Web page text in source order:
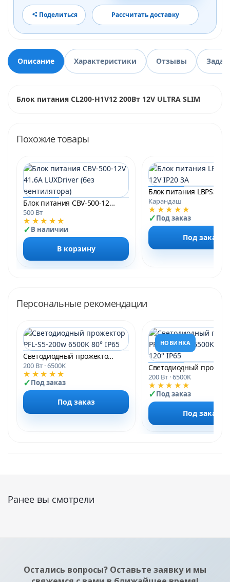
Поделиться Рассчитать доставку
Описание Характеристики Отзывы
Блок питания CL200-H1V12 200Вт 12V ULTRA SLIM
Похожие товары
Блок питания CBV-500-12V 41.6А LUXDriver (без вентилятора)
500 Вт
★★★★★
В наличии
В корзину
Карандаш
★★★★★
Под заказ
Под заказ
Персональные рекомендации
Светодиодный прожектор PFL-S5-200w 6500K 80° IP65
200 Вт · 6500K
★★★★★
Под заказ
Под заказ
НОВИНКА
200 Вт · 6500K
★★★★★
Под заказ
Под заказ
Ранее вы смотрели
Остались вопросы? Оставьте заявку и мы